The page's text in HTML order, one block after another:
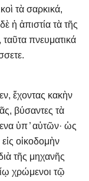
τὰ σαρκικά,
ἡ ἀπιστία τὰ τῆς
πνευματικά
ἔχοντας κακὴν
βύσαντες τὰ
ὑπ ̓ αὐτῶν· ὡς
οἰκοδομὴν
τῆς μηχανῆς
χρώμενοι τῷ